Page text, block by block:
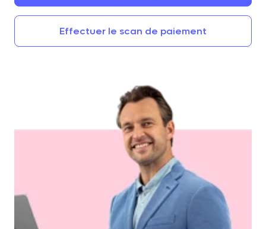
Effectuer le scan de paiement